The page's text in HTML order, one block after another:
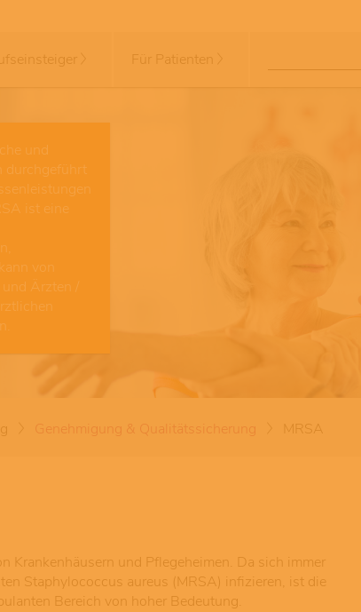
Für Patienten
und
durchgeführt
ist eine
von
Ärzten /
Genehmigung & Qualitätssicherung MRSA
Krankenhäusern und Pflegeheimen. Da sich immer
Staphylococcus aureus (MRSA) infizieren, ist die
Bereich von hoher Bedeutung.